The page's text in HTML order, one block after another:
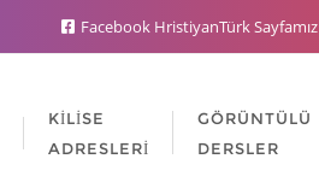
Facebook HristiyanTürk Sayfamız
KILISE
ADRESLERI
GÖRÜNTÜLÜ
DERSLER